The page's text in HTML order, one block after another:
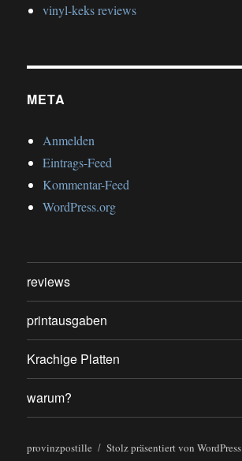
vinyl-keks reviews
META
Anmelden
Eintrags-Feed
Kommentar-Feed
WordPress.org
reviews
printausgaben
Krachige Platten
warum?
provinzpostille Stolz präsentiert von WordPress